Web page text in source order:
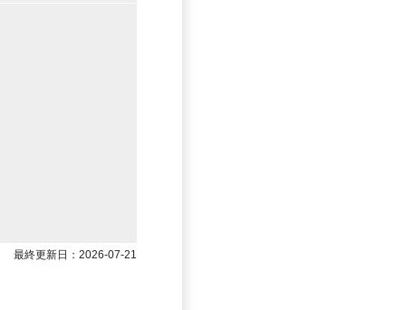
最終更新日：2026-07-21